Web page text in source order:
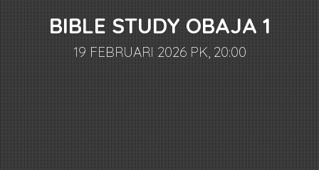
BIBLE STUDY OBAJA 1
19 FEBRUARI 2026 PK, 20:00